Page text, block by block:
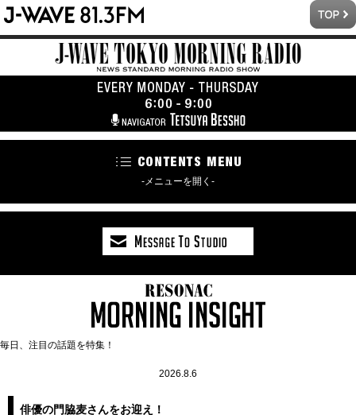
-メニューを開く-
毎日、注目の話題を特集！
2026.8.6
俳優の門脇麦さんをお迎え！